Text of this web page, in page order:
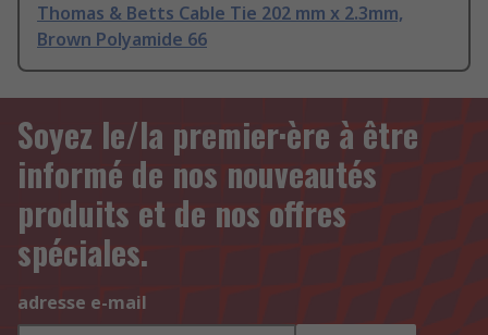
Thomas & Betts Cable Tie 202 mm x 2.3mm,
Brown Polyamide 66
Soyez le/la premier·ère à être
informé de nos nouveautés
produits et de nos offres
spéciales.
adresse e-mail